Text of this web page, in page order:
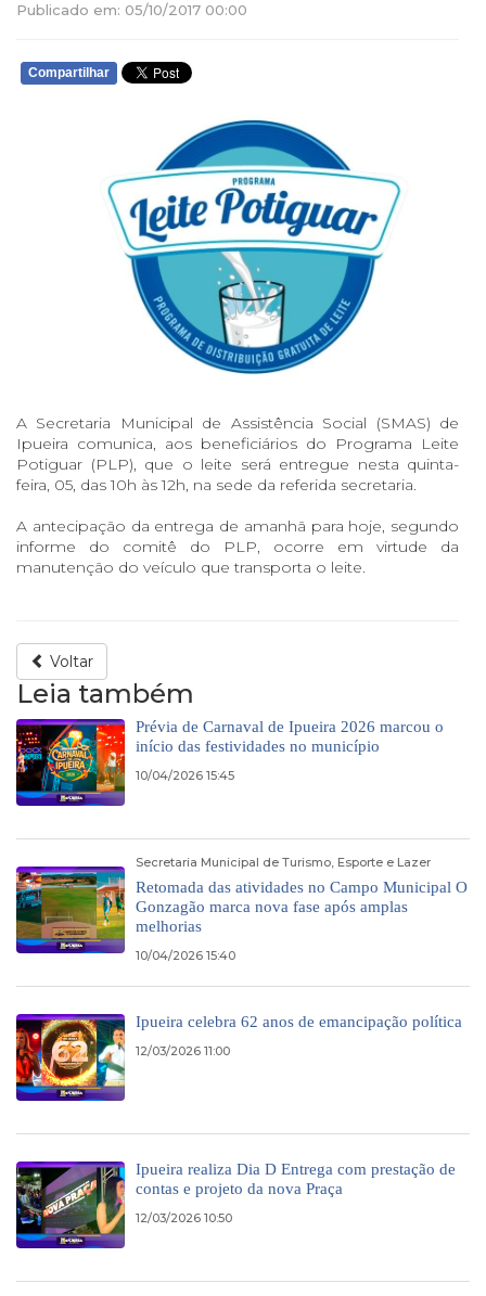
Publicado em: 05/10/2017 00:00
Compartilhar
A Secretaria Municipal de Assistência Social (SMAS) de
Ipueira comunica, aos beneficiários do Programa Leite
Potiguar (PLP), que o leite será entregue nesta quinta-
feira, 05, das 10h às 12h, na sede da referida secretaria.
A antecipação da entrega de amanhã para hoje, segundo
informe do comitê do PLP, ocorre em virtude da
manutenção do veículo que transporta o leite.
Voltar
Leia também
Prévia de Carnaval de Ipueira 2026 marcou o
início das festividades no município
10/04/2026 15:45
Secretaria Municipal de Turismo, Esporte e Lazer
Retomada das atividades no Campo Municipal O
Gonzagão marca nova fase após amplas
melhorias
10/04/2026 15:40
Ipueira celebra 62 anos de emancipação política
12/03/2026 11:00
Ipueira realiza Dia D Entrega com prestação de
contas e projeto da nova Praça
12/03/2026 10:50